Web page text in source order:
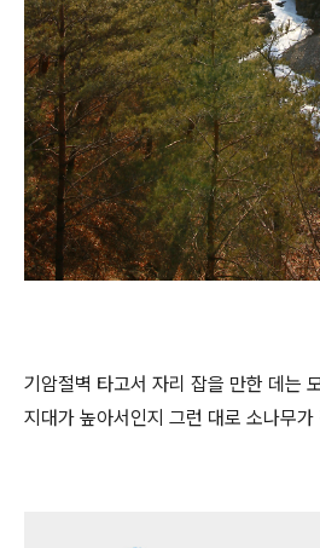
기암절벽 타고서 자리 잡을 만한 데는
지대가 높아서인지 그런 대로 소나무